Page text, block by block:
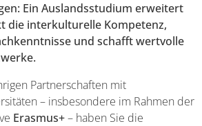
Ein Auslandsstudium erweitert
die interkulturelle Kompetenz,
und schafft wertvolle
Partnerschaften mit
– insbesondere im Rahmen der
Erasmus+– haben Sie die